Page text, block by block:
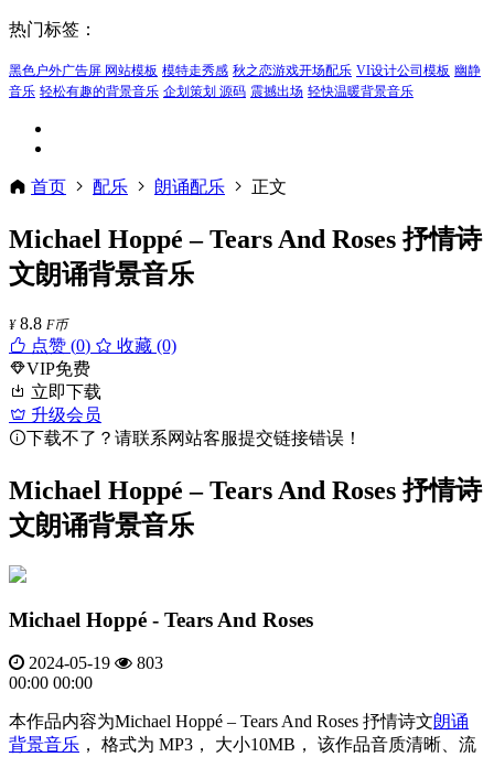
热门标签：
黑色户外广告屏 网站模板 模特走秀感 秋之恋游戏开场配乐 VI设计公司模板 幽静
音乐 轻松有趣的背景音乐 企划策划 源码 震撼出场 轻快温暖背景音乐
首页 配乐 朗诵配乐 正文
Michael Hoppé – Tears And Roses 抒情诗
文朗诵背景音乐
¥ 8.8 F币
点赞 (0)
收藏 (0)
VIP免费
立即下载
升级会员
下载不了？请联系网站客服提交链接错误！
Michael Hoppé – Tears And Roses 抒情诗
文朗诵背景音乐
Michael Hoppé - Tears And Roses
2024-05-19
803
00:00 00:00
本作品内容为Michael Hoppé – Tears And Roses 抒情诗文朗诵
背景音乐 ， 格式为 MP3， 大小10MB， 该作品音质清晰、流